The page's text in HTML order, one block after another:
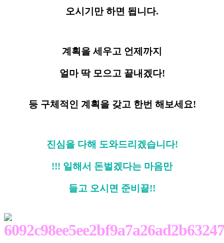
오시기만 하면 됩니다.
계획을 세우고 언제까지
얼마 딱 모으고 끝내겠다!
등 구체적인 계획을 갖고 한번 해보세요!
진심을 다해 도와드리겠습니다!
!!! 일해서 돈벌겠다는 마음만
들고 오시면 준비끝!!